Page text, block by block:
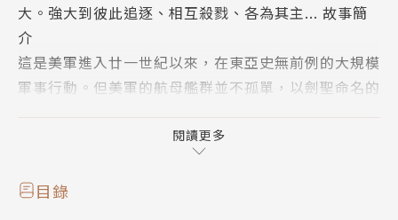
大。強大到彼此追逐、相互殺戮、各為其主... 故事簡
介
這是美軍進入廿一世紀以來，在東亞史無前例的大規模
軍事行動。但美軍的航母艦群並不孤單，以劍聖命名的
條約中的聯合軍演作為出動的幌子，在大海上與美軍遙
遙對陣著。雙方戰艦上，數十支巨大的白色屏狀雷達緩
緩繞轉，生怕比對方晚一秒捕捉到可疑的動靜。海風中
閱讀更多
目錄